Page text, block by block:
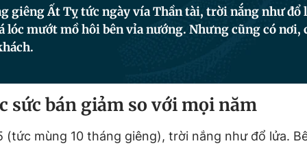
giêng Ất Tỵ tức ngày vía Thần tài, trời nắng như đổ
lóc mướt mồ hôi bên vỉa nướng. Nhưng cũng có
sức bán giảm so với mọi năm
(tức mùng 10 tháng giêng), trời nắng như đổ lửa.